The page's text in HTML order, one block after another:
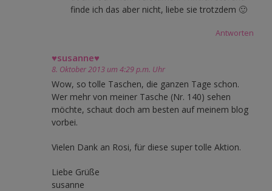
finde ich das aber nicht, liebe sie trotzdem 🙂
Antworten
♥susanne♥
8. Oktober 2013 um 4:29 p.m. Uhr
Wow, so tolle Taschen, die ganzen Tage schon.
Wer mehr von meiner Tasche (Nr. 140) sehen
möchte, schaut doch am besten auf meinem blog
vorbei.
Vielen Dank an Rosi, für diese super tolle Aktion.
Liebe Grüße
susanne